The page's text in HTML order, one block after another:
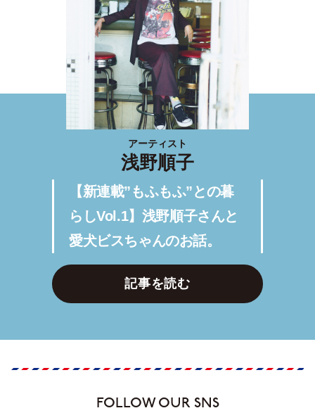
アーティスト
浅野順子
【新連載”もふもふ”との暮
らしVol.1】浅野順子さんと
愛犬ビスちゃんのお話。
記事を読む
FOLLOW OUR SNS